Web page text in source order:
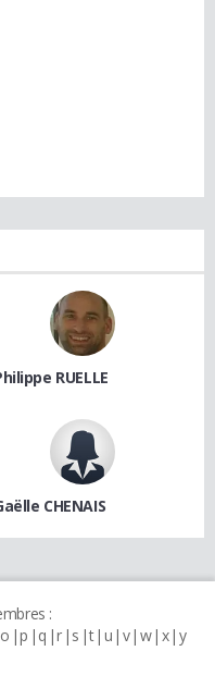
RUELLE
CHENAIS
:
o p q r s t u v w x y